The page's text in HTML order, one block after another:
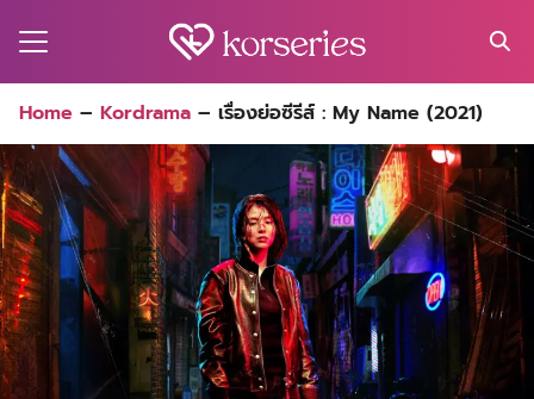
for:
Home – Kordrama – เรื่องย่อซีรีส์ : My Name (2021)